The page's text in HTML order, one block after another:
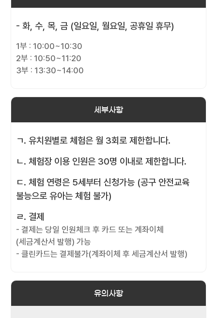
- 화, 수, 목, 금 (일요일, 월요일, 공휴일 휴무)
1부 : 10:00~10:30
2부 : 10:50~11:20
3부 : 13:30~14:00
세부사항
ㄱ. 유치원별로 체험은 월 3회로 제한합니다.
ㄴ. 체험장 이용 인원은 30명 이내로 제한합니다.
ㄷ. 체험 연령은 5세부터 신청가능 (공구 안전교육
불능으로 유아는 체험 불가)
ㄹ. 결제
- 결제는 당일 인원체크 후 카드 또는 계좌이체
(세금계산서 발행) 가능
- 클린카드는 결제불가(계좌이체 후 세금계산서 발행)
유의사항